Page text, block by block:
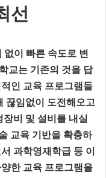
선
이 빠른 속도로 변
교는 기존의 것을 답
인 교육 프로그램들
끊임없이 도전해오고
비 및 설비를 내실
교육 기반을 확충하
과학영재학급 등 이
한 교육 프로그램을